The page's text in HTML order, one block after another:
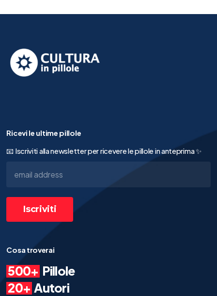
Ricevi le ultime pillole
📧 Iscriviti alla newsletter per ricevere le pillole in anteprima ✨
Cosa troverai
500+ Pillole
20+ Autori